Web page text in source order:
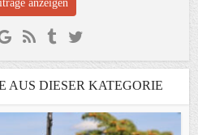
anzeigen
AUS DIESER KATEGORIE